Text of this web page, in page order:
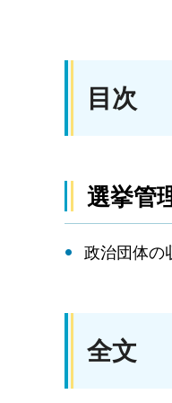
目次
選挙管
政治団体の
全文